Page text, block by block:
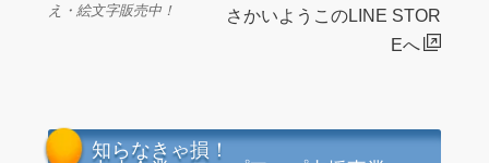
え・絵文字販売中！
さかいようこのLINE STOR
Eへ
知らなきゃ損！